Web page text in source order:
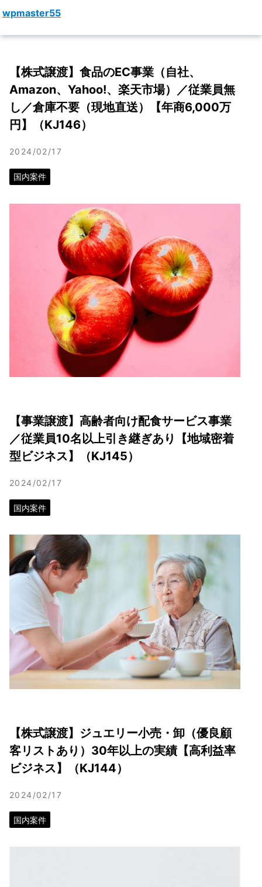
KateJapan
wpmaster55
【株式譲渡】食品のEC事業（自社、
Amazon、Yahoo!、楽天市場）／従業員無
し／倉庫不要（現地直送）【年商6,000万
円】（KJ146）
2024/02/17
国内案件
【事業譲渡】高齢者向け配食サービス事業
／従業員10名以上引き継ぎあり【地域密着
型ビジネス】（KJ145）
2024/02/17
国内案件
【株式譲渡】ジュエリー小売・卸（優良顧
客リストあり）30年以上の実績【高利益率
ビジネス】（KJ144）
2024/02/17
国内案件